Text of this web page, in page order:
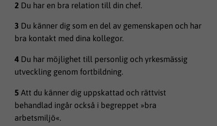
2 Du har en bra relation till din chef.
3 Du känner dig som en del av gemenskapen och har
bra kontakt med dina kollegor.
4 Du har möjlighet till personlig och yrkesmässig
utveckling genom fortbildning.
5 Att du känner dig uppskattad och rättvist
behandlad ingår också i begreppet »bra
arbetsmiljö«.